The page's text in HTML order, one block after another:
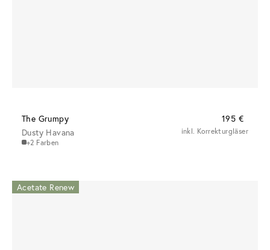
The Grumpy
195 €
Dusty Havana
+2 Farben
inkl. Korrekturgläser
Acetate Renew